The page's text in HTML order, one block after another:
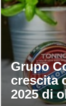
Grupo
crescita
2025 di